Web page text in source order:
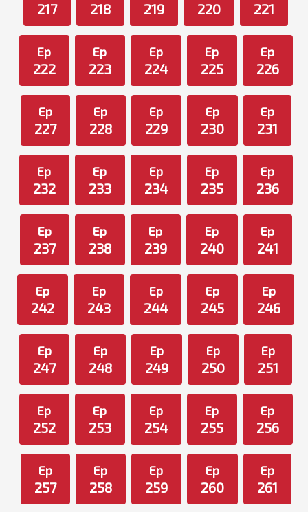
217 218 219 220 221
Ep
222
Ep
223
Ep
224
Ep
225
Ep
226
Ep
227
Ep
228
Ep
229
Ep
230
Ep
231
Ep
232
Ep
233
Ep
234
Ep
235
Ep
236
Ep
237
Ep
238
Ep
239
Ep
240
Ep
241
Ep
242
Ep
243
Ep
244
Ep
245
Ep
246
Ep
247
Ep
248
Ep
249
Ep
250
Ep
251
Ep
252
Ep
253
Ep
254
Ep
255
Ep
256
Ep
257
Ep
258
Ep
259
Ep
260
Ep
261